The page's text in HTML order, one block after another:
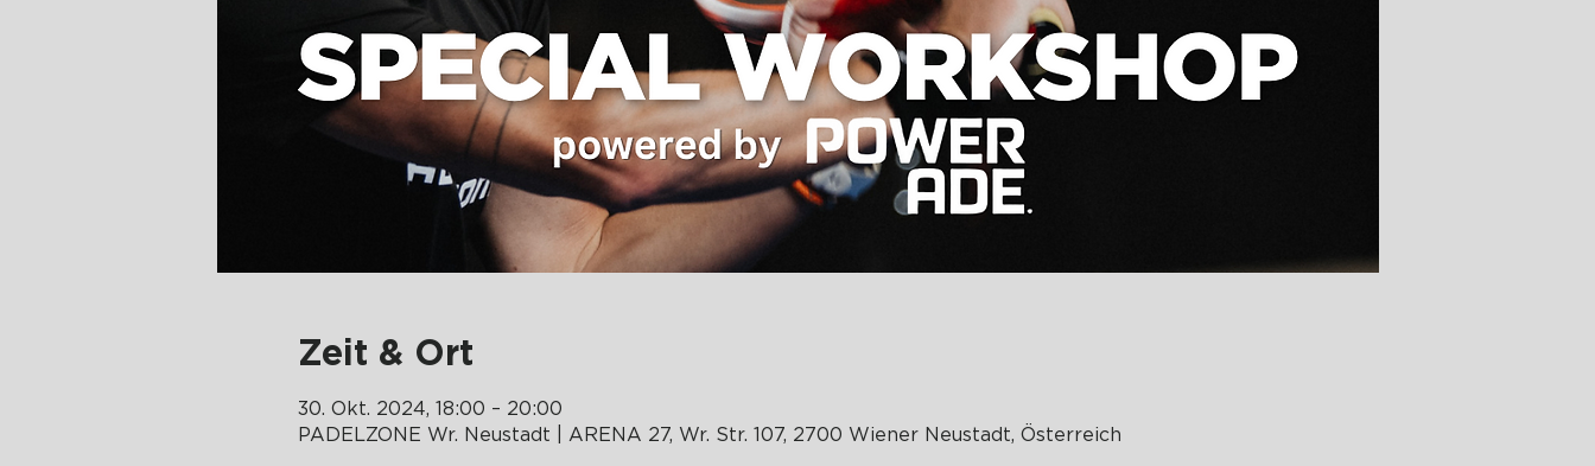
Zeit & Ort
30. Okt. 2024, 18:00 – 20:00
PADELZONE Wr. Neustadt | ARENA 27, Wr. Str. 107, 2700 Wiener Neustadt, Österreich